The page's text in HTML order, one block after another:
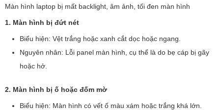
Màn hình laptop bị mất backlight, âm ảnh, tối đen màn hình
1. Màn hình bị đứt nét
Biểu hiện: Vệt trắng hoặc xanh cắt dọc hoặc ngang.
Nguyên nhân: Lỗi panel màn hình, cụ thể là do bẹ cáp bị gãy
hoặc hở.
2. Màn hình bị ố hoặc đốm mờ
Biểu hiện: Màn hình có vết ố màu xám hoặc trắng khá lớn.